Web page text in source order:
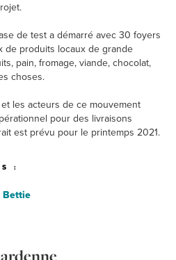
de test a démarré avec 30 foyers
de produits locaux de grande
pain, fromage, viande, chocolat,
choses.
les acteurs de ce mouvement
pour des livraisons
est prévu pour le printemps 2021.
:
Bettie